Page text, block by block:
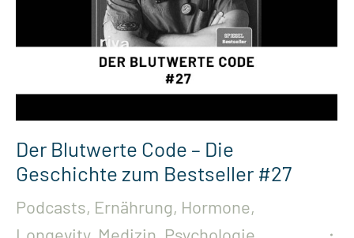
Der Blutwerte Code – Die
Geschichte zum Bestseller #27
Podcasts, Ernährung, Hormone,